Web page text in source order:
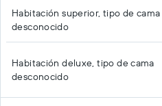
Habitación superior, tipo de cama
desconocido
Habitación deluxe, tipo de cama
desconocido